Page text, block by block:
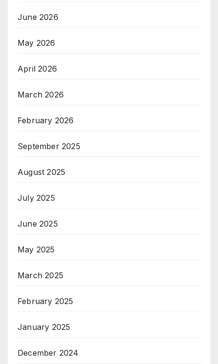
June 2026
May 2026
April 2026
March 2026
February 2026
September 2025
August 2025
July 2025
June 2025
May 2025
March 2025
February 2025
January 2025
December 2024